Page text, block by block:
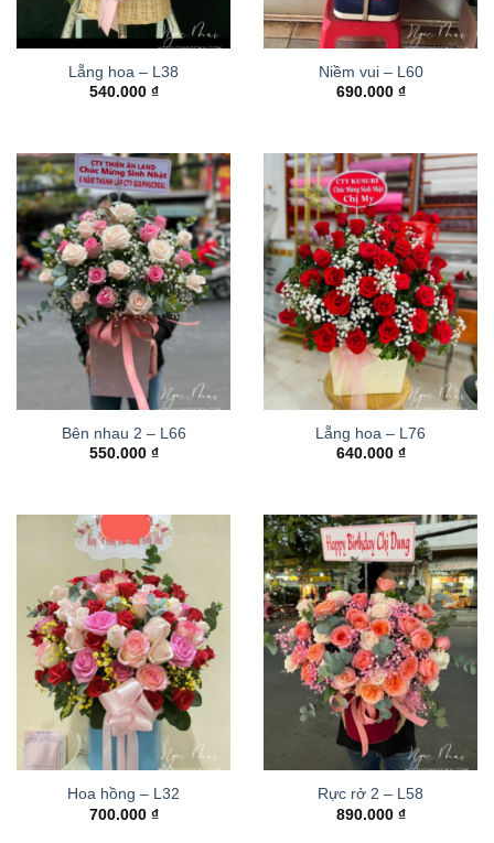
Lẵng hoa – L38
540.000 ₫
Niềm vui – L60
690.000 ₫
Bên nhau 2 – L66
550.000 ₫
Lẵng hoa – L76
640.000 ₫
Hoa hồng – L32
700.000 ₫
Rực rở 2 – L58
890.000 ₫